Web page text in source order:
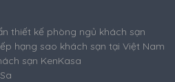
thiết kế phòng ngủ khách sạn
hạng sao khách sạn tại Việt Nam
sạn KenKasa